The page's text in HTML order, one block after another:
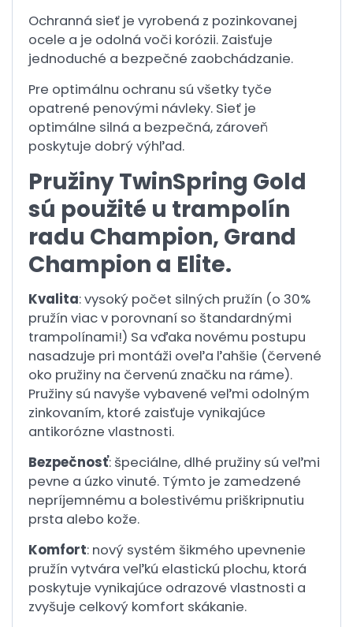
Ochranná sieť je vyrobená z pozinkovanej
ocele a je odolná voči korózii. Zaisťuje
jednoduché a bezpečné zaobchádzanie.
Pre optimálnu ochranu sú všetky tyče
opatrené penovými návleky. Sieť je
optimálne silná a bezpečná, zároveň
poskytuje dobrý výhľad.
Pružiny TwinSpring Gold
sú použité u trampolín
radu Champion, Grand
Champion a Elite.
Kvalita: vysoký počet silných pružín (o 30%
pružín viac v porovnaní so štandardnými
trampolínami!) Sa vďaka novému postupu
nasadzuje pri montáži oveľa ľahšie (červené
oko pružiny na červenú značku na ráme).
Pružiny sú navyše vybavené veľmi odolným
zinkovaním, ktoré zaisťuje vynikajúce
antikorózne vlastnosti.
Bezpečnosť: špeciálne, dlhé pružiny sú veľmi
pevne a úzko vinuté. Týmto je zamedzené
nepríjemnému a bolestivému priškripnutiu
prsta alebo kože.
Komfort: nový systém šikmého upevnenie
pružín vytvára veľkú elastickú plochu, ktorá
poskytuje vynikajúce odrazové vlastnosti a
zvyšuje celkový komfort skákanie.